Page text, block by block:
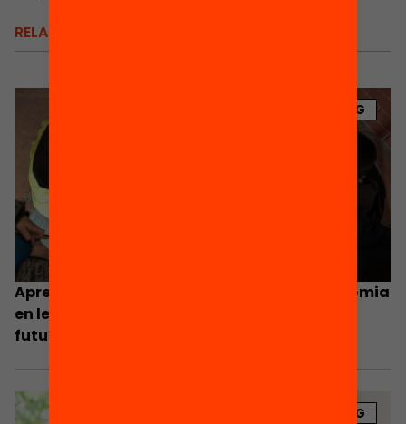
RELACIONATS
BLOG
Aprendre a aprendre: com treballar l’autonomia
en les condicions d’escolarització actuals i
futures?
BLOG